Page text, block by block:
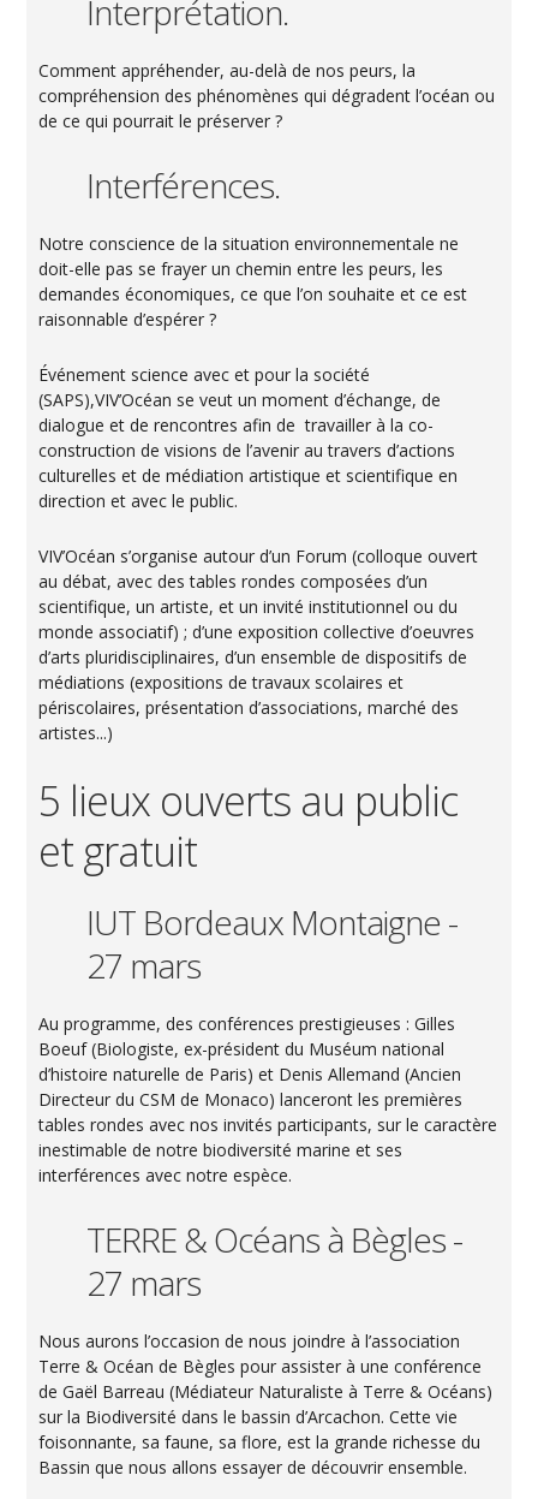
Interprétation.
Comment appréhender, au-delà de nos peurs, la
compréhension des phénomènes qui dégradent l’océan ou
de ce qui pourrait le préserver ?
Interférences.
Notre conscience de la situation environnementale ne
doit-elle pas se frayer un chemin entre les peurs, les
demandes économiques, ce que l’on souhaite et ce est
raisonnable d’espérer ?
Événement science avec et pour la société
(SAPS),VIV’Océan se veut un moment d’échange, de
dialogue et de rencontres afin de travailler à la co-
construction de visions de l’avenir au travers d’actions
culturelles et de médiation artistique et scientifique en
direction et avec le public.
VIV’Océan s’organise autour d’un Forum (colloque ouvert
au débat, avec des tables rondes composées d’un
scientifique, un artiste, et un invité institutionnel ou du
monde associatif) ; d’une exposition collective d’oeuvres
d’arts pluridisciplinaires, d’un ensemble de dispositifs de
médiations (expositions de travaux scolaires et
périscolaires, présentation d’associations, marché des
artistes...)
5 lieux ouverts au public
et gratuit
IUT Bordeaux Montaigne -
27 mars
Au programme, des conférences prestigieuses : Gilles
Boeuf (Biologiste, ex-président du Muséum national
d’histoire naturelle de Paris) et Denis Allemand (Ancien
Directeur du CSM de Monaco) lanceront les premières
tables rondes avec nos invités participants, sur le caractère
inestimable de notre biodiversité marine et ses
interférences avec notre espèce.
TERRE & Océans à Bègles -
27 mars
Nous aurons l’occasion de nous joindre à l’association
Terre & Océan de Bègles pour assister à une conférence
de Gaël Barreau (Médiateur Naturaliste à Terre & Océans)
sur la Biodiversité dans le bassin d’Arcachon. Cette vie
foisonnante, sa faune, sa flore, est la grande richesse du
Bassin que nous allons essayer de découvrir ensemble.